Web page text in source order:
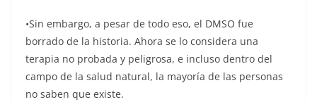
•Sin embargo, a pesar de todo eso, el DMSO fue
borrado de la historia. Ahora se lo considera una
terapia no probada y peligrosa, e incluso dentro del
campo de la salud natural, la mayoría de las personas
no saben que existe.